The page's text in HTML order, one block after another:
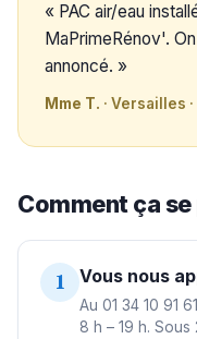
« PAC air/eau
MaPrimeRénov'.
annoncé. »
Mme T. · Versailles
Comment ça se
1 Vous nous
Au 01 34 10 91
8 h – 19 h.